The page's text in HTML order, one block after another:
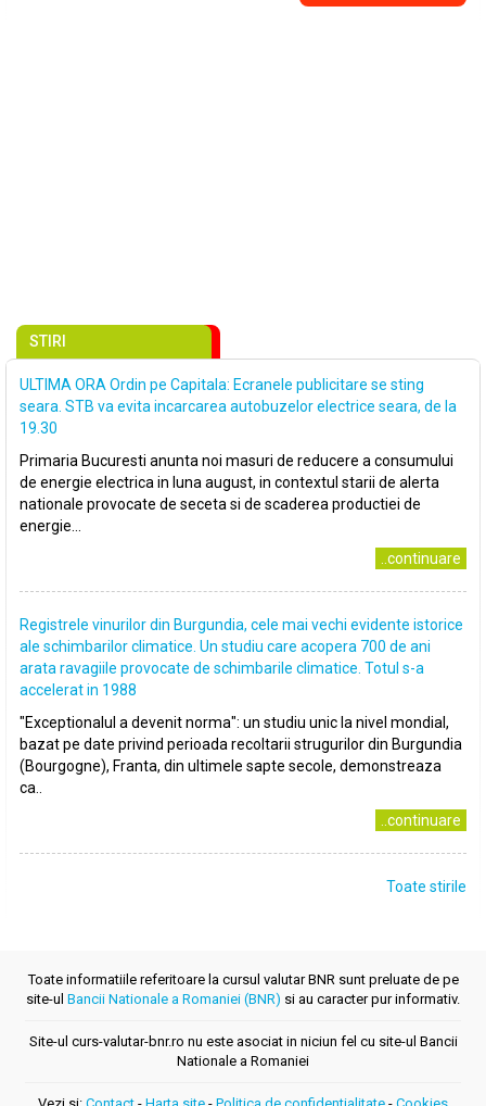
STIRI
ULTIMA ORA Ordin pe Capitala: Ecranele publicitare se sting
seara. STB va evita incarcarea autobuzelor electrice seara, de la
19.30
Primaria Bucuresti anunta noi masuri de reducere a consumului
de energie electrica in luna august, in contextul starii de alerta
nationale provocate de seceta si de scaderea productiei de
energie...
..continuare
Registrele vinurilor din Burgundia, cele mai vechi evidente istorice
ale schimbarilor climatice. Un studiu care acopera 700 de ani
arata ravagiile provocate de schimbarile climatice. Totul s-a
accelerat in 1988
"Exceptionalul a devenit norma": un studiu unic la nivel mondial,
bazat pe date privind perioada recoltarii strugurilor din Burgundia
(Bourgogne), Franta, din ultimele sapte secole, demonstreaza
ca..
..continuare
Toate stirile
Toate informatiile referitoare la cursul valutar BNR sunt preluate de pe
site-ul Bancii Nationale a Romaniei (BNR) si au caracter pur informativ.
Site-ul curs-valutar-bnr.ro nu este asociat in niciun fel cu site-ul Bancii
Nationale a Romaniei